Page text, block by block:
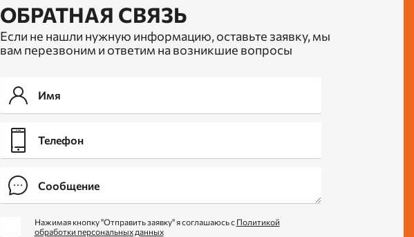
ОБРАТНАЯ СВЯЗЬ
Если не нашли нужную информацию, оставьте заявку, мы
вам перезвоним и ответим на возникшие вопросы
Нажимая кнопку "Отправить заявку" я соглашаюсь с Политикой
обработки персональных данных